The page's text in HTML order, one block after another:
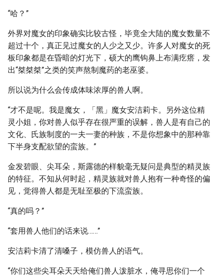
“哈？”
外界对魔女的印象确实比较古怪，毕竟全大陆的魔女数量不
超过十个，真正见过魔女的人少之又少。许多人对魔女的死
板印象都是在昏暗的灯光下，硕大的鹰钩鼻上布满疙瘩，发
出“桀桀桀”之类的笑声熬制魔药的老巫婆。
所以说为什么会传成体味浓厚的兽人啊。
“才不是呢。我是魔女，「黑」魔女安洁莉卡。另外这位精
灵小姐，你对兽人似乎存在很严重的误解，兽人是有自己的
文化、氏族制度的一夫一妻的种族，不是你想象中的那种靠
下半身支配欲望的蛮族。”
金发碧眼、尖耳朵，斯露德的样貌毫无疑问是典型的精灵族
的特征。不知从何时起，精灵族就对兽人抱有一种奇怪的偏
见，觉得兽人都是无耻至极的下流蛮族。
“真的吗？”
“套用兽人他们的话来说……”
安洁莉卡清了清嗓子，模仿兽人的语气。
“你们这些尖耳朵天天给俺们兽人泼脏水，俺寻思你们一个